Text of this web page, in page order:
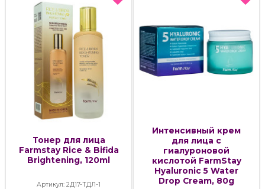
Тонер для лица
Farmstay Rice & Bifida
Brightening, 120ml
Артикул: 2Д17-ТДЛ-1
Интенсивный крем
для лица с
гиалуроновой
кислотой FarmStay
Hyaluronic 5 Water
Drop Cream, 80g